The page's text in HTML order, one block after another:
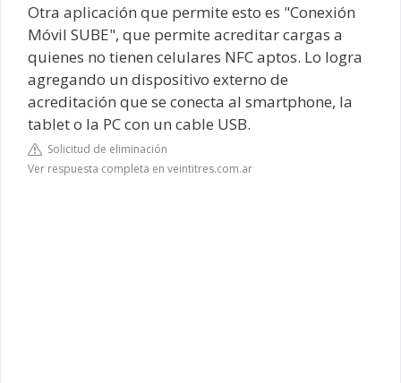
Otra aplicación que permite esto es "Conexión
Móvil SUBE", que permite acreditar cargas a
quienes no tienen celulares NFC aptos. Lo logra
agregando un dispositivo externo de
acreditación que se conecta al smartphone, la
tablet o la PC con un cable USB.
Solicitud de eliminación
Ver respuesta completa en veintitres.com.ar